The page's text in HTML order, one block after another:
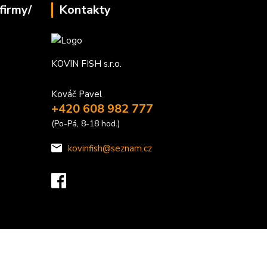
Kontakty
KOVIN FISH s.r.o.
Kováč Pavel
+420 608 982 777
(Po-Pá, 8-18 hod.)
kovinfish@seznam.cz